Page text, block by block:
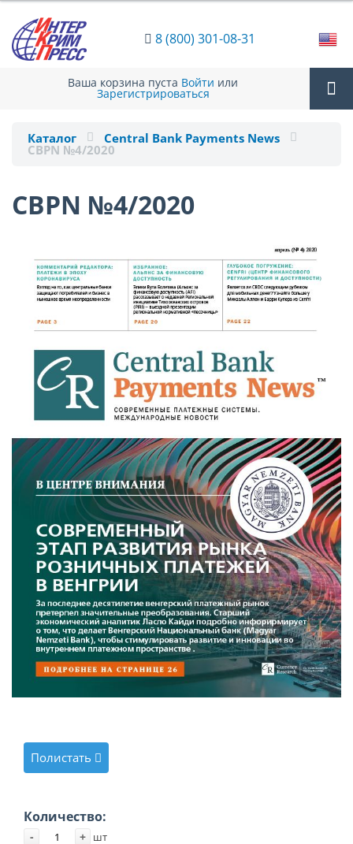
8 (800) 301-08-31
Ваша корзина пуста Войти или
Зарегистрироваться
Каталог Central Bank Payments News
CBPN №4/2020
CBPN №4/2020
Полистать
Количество:
- + шт